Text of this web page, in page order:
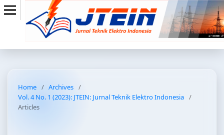
Home / Archives /
Vol. 4 No. 1 (2023): JTEIN: Jurnal Teknik Elektro Indonesia /
Articles